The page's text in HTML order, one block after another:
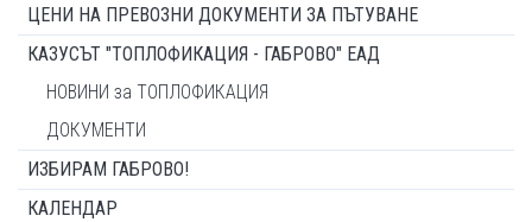
ЦЕНИ НА ПРЕВОЗНИ ДОКУМЕНТИ ЗА ПЪТУВАНЕ
КАЗУСЪТ "ТОПЛОФИКАЦИЯ - ГАБРОВО" ЕАД
НОВИНИ за ТОПЛОФИКАЦИЯ
ДОКУМЕНТИ
ИЗБИРАМ ГАБРОВО!
КАЛЕНДАР